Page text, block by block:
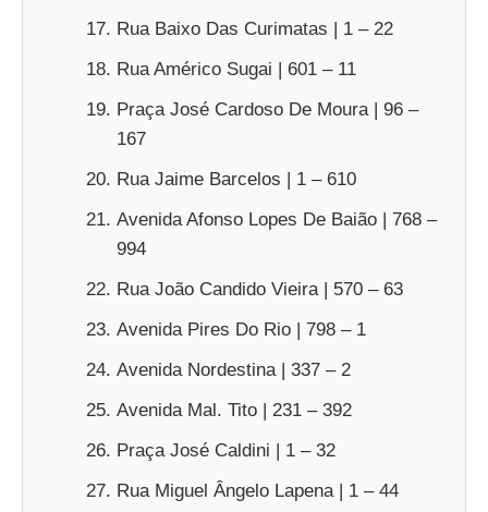
Rua Baixo Das Curimatas | 1 – 22
Rua Américo Sugai | 601 – 11
Praça José Cardoso De Moura | 96 –
167
Rua Jaime Barcelos | 1 – 610
Avenida Afonso Lopes De Baião | 768 –
994
Rua João Candido Vieira | 570 – 63
Avenida Pires Do Rio | 798 – 1
Avenida Nordestina | 337 – 2
Avenida Mal. Tito | 231 – 392
Praça José Caldini | 1 – 32
Rua Miguel Ângelo Lapena | 1 – 44